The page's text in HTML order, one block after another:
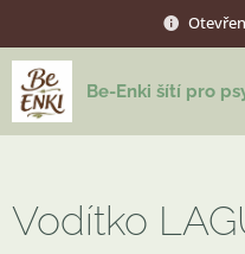
Be-Enki šítí pro
Vodítko